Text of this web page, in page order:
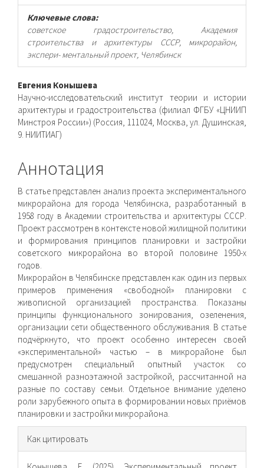
Ключевые слова:
советское градостроительство, Академия
строительства и архитектуры СССР, микрорайон,
экспери- ментальный проект, Челябинск
Основное
содержимое
статьи
Евгения Конышева
Научно-исследовательский институт теории и истории
архитектуры и градостроительства (филиал ФГБУ «ЦНИИП
Минстроя России») (Россия, 111024, Москва, ул. Душинская,
9. НИИТИАГ)
Аннотация
В статье представлен анализ проекта экспериментального
микрорайона для города Челябинска, разработанный в
1958 году в Академии строительства и архитектуры СССР.
Проект рассмотрен в контексте новой жилищной политики
и формирования принципов планировки и застройки
советского микрорайона во второй половине 1950-х
годов.
Микрорайон в Челябинске представлен как один из первых
примеров применения «свободной» планировки с
живописной организацией пространства. Показаны
принципы функционального зонирования, озеленения,
организации сети общественного обслуживания. В статье
подчёркнуто, что проект особенно интересен своей
«экспериментальной» частью – в микрорайоне был
предусмотрен специальный опытный участок со
смешанной разноэтажной застройкой, рассчитанной на
разные по составу семьи. Отдельное внимание уделено
роли зарубежного опыта в формировании новых приёмов
планировки и застройки микрорайона.
Информация
о статье
Как цитировать